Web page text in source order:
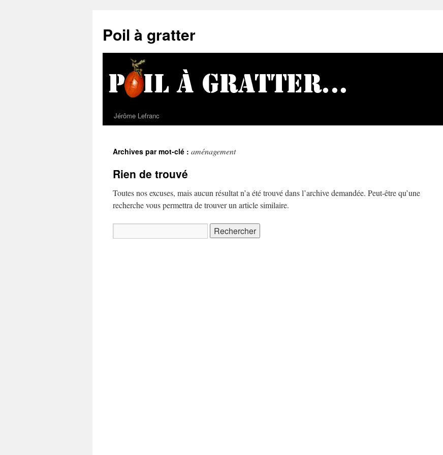
Poil à gratter
Jérôme Lefranc
Archives par mot-clé : aménagement
Rien de trouvé
Toutes nos excuses, mais aucun résultat n’a été trouvé dans l’archive demandée. Peut-être qu’une
recherche vous permettra de trouver un article similaire.